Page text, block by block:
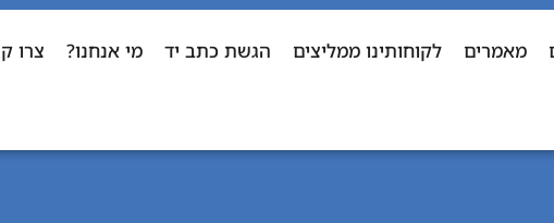
מאמרים לקוחותינו ממליצים הגשת כתב יד מי אנחנו? צרו